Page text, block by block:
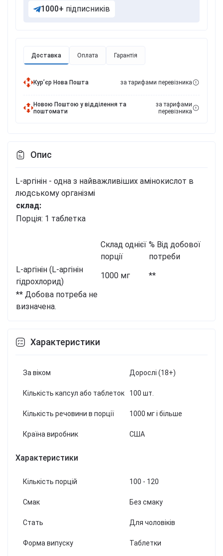
Доставка Оплата Гарантія
Курʼєр Нова Пошта за тарифами перевізника
Новою Поштою у відділення та
поштомати
за тарифами
перевізника
1000+ підписників
Опис
L-аргінін - одна з найважливіших амінокислот в
людському організмі
склад:
Порція: 1 таблетка
Склад однієї
порції
% Від добової
потреби
L-аргінін (L-аргінін
гідрохлорид)
1000 мг
**
** Добова потреба не
визначена.
Характеристики
За віком Дорослі (18+)
Кількість капсул або таблеток 100 шт.
Кількість речовини в порції 1000 мг і більше
Країна виробник США
Характеристики
Кількість порцій 100 - 120
Смак Без смаку
Стать Для чоловіків
Форма випуску Таблетки